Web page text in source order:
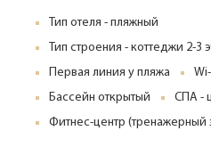
Тип отеля - пляжный
Тип строения - коттеджи 2-3
Первая линия у пляжа
Бассейн открытый
СПА -
Фитнес-центр (тренажерный